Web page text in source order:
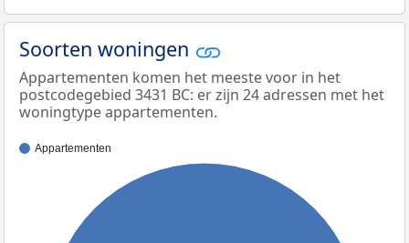
Soorten woningen
Appartementen komen het meeste voor in het
postcodegebied 3431 BC: er zijn 24 adressen met het
woningtype appartementen.
Appartementen